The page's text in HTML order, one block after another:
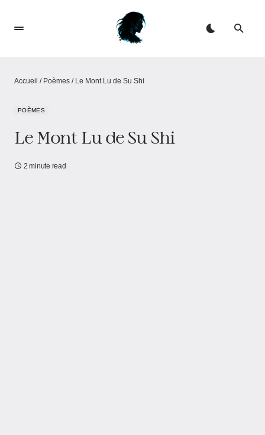
Accueil / Poèmes / Le Mont Lu de Su Shi
POÈMES
Le Mont Lu de Su Shi
2 minute read